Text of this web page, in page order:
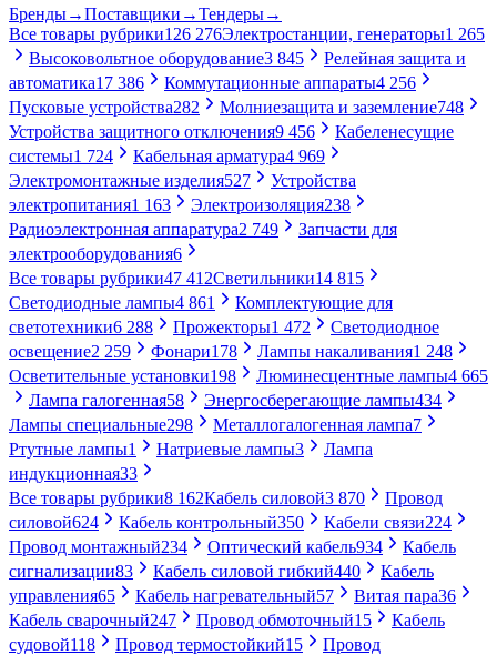
Бренды→Поставщики →Тендеры→
Все товары рубрики126 276Электростанции, генераторы1 265
Высоковольтное оборудование3 845
Релейная защита и
автоматика17 386 Коммутационные аппараты4 256
Пусковые устройства282 Молниезащита и заземление748
Устройства защитного отключения9 456
Кабеленесущие
системы1 724 Кабельная арматура4 969
Электромонтажные изделия527
Устройства
электропитания1 163 Электроизоляция238
Радиоэлектронная аппаратура2 749
Запчасти для
электрооборудования6
Все товары рубрики47 412Светильники14 815
Светодиодные лампы4 861
Комплектующие для
светотехники6 288 Прожекторы1 472
Светодиодное
освещение2 259 Фонари178 Лампы накаливания1 248
Осветительные установки198 Люминесцентные лампы4 665
Лампа галогенная58 Энергосберегающие лампы434
Лампы специальные298 Металлогалогенная лампа7
Ртутные лампы1 Натриевые лампы3
Лампа
индукционная33
Все товары рубрики8 162Кабель силовой3 870
Провод
силовой624 Кабель контрольный350 Кабели связи224
Провод монтажный234 Оптический кабель934
Кабель
сигнализации83 Кабель силовой гибкий440
Кабель
управления65 Кабель нагревательный57 Витая пара36
Кабель сварочный247 Провод обмоточный15
Кабель
судовой118 Провод термостойкий15
Провод